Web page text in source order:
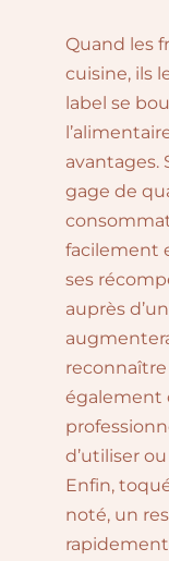
Quand les
cuisine, ils
label se
avantages.
gage de
facilement
ses
auprès
également
d’utiliser
Enfin,
noté, un